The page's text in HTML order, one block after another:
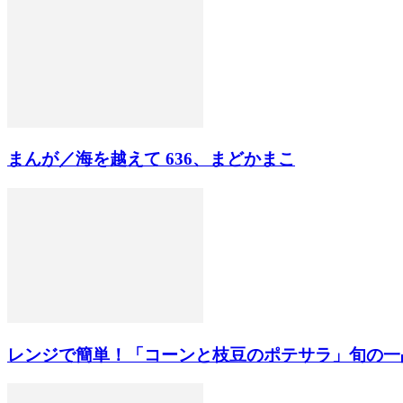
まんが／海を越えて 636、まどかまこ
レンジで簡単！「コーンと枝豆のポテサラ」旬の